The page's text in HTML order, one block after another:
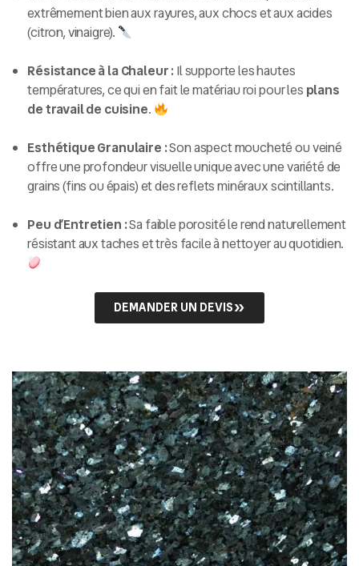
extrêmement bien aux rayures, aux chocs et aux acides
(citron, vinaigre).
Résistance à la Chaleur :Il supporte les hautes
températures, ce qui en fait le matériau roi pour les plans
de travail de cuisine.
Esthétique Granulaire :Son aspect moucheté ou veiné
offre une profondeur visuelle unique avec une variété de
grains (fins ou épais) et des reflets minéraux scintillants.
Peu d’Entretien :Sa faible porosité le rend naturellement
résistant aux taches et très facile à nettoyer au quotidien.
DEMANDER UN DEVIS